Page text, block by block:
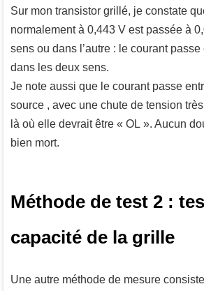
Sur mon transistor grillé, je constate
normalement à 0,443 V est passée à
sens ou dans l’autre : le courant
dans les deux sens.
Je note aussi que le courant passe
source , avec une chute de tension
là où elle devrait être « OL ». Aucun
bien mort.
Méthode de test 2 :
capacité de la grille
Une autre méthode de mesure